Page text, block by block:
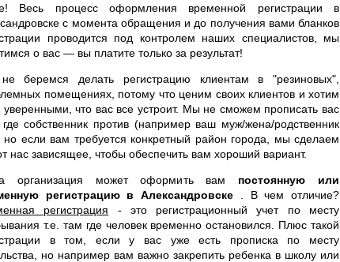
Весь процесс оформления временной регистрации в
с момента обращения и до получения вами бланков
проводится под контролем наших специалистов, мы
о вас — вы платите только за результат!
беремся делать регистрацию клиентам в "резиновых",
помещениях, потому что ценим своих клиентов и хотим
уверенными, что вас все устроит. Мы не сможем прописать вас
собственник против (например ваш муж/жена/родственник
но если вам требуется конкретный район города, мы сделаем
нас зависящее, чтобы обеспечить вам хороший вариант.
организация может оформить вам постоянную или
регистрацию в Александровске
. В чем отличие?
регистрация - это регистрационный учет по месту
т.е. там где человек временно остановился. Плюс такой
в том, если у вас уже есть прописка по месту
но например вам важно закрепить ребенка в школу или